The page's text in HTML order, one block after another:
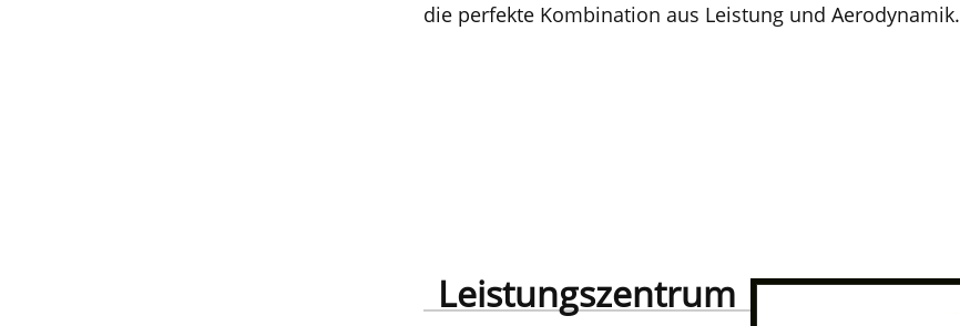
die perfekte Kombination aus Leistung und Aerodynamik.
Leistungszentrum